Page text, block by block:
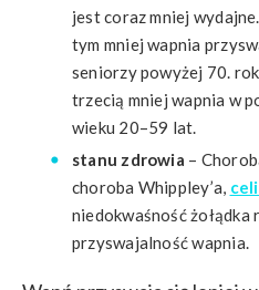
jest coraz mniej
tym mniej wapnia
seniorzy powyżej 70.
trzecią mniej wapnia w
wieku 20–59 lat.
stanu zdrowia –
choroba Whippley’a,
niedokwaśność żołądka
przyswajalność wapnia.